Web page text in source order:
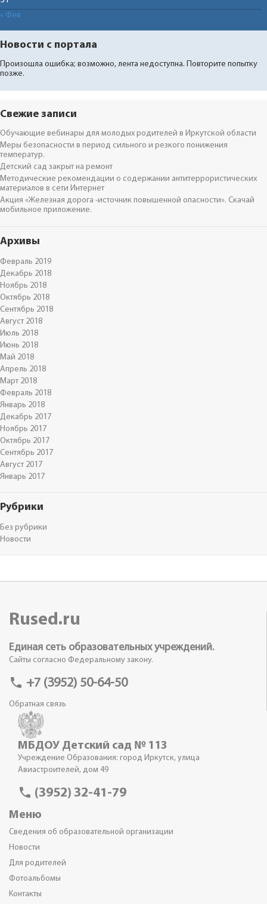
« Фев
Новости с портала
Произошла ошибка; возможно, лента недоступна. Повторите попытку
позже.
Свежие записи
Обучающие вебинары для молодых родителей в Иркутской области
Меры безопасности в период сильного и резкого понижения
температур.
Детский сад закрыт на ремонт
Методические рекомендации о содержании антитеррористических
материалов в сети Интернет
Акция «Железная дорога -источник повышенной опасности». Скачай
мобильное приложение.
Архивы
Февраль 2019
Декабрь 2018
Ноябрь 2018
Октябрь 2018
Сентябрь 2018
Август 2018
Июль 2018
Июнь 2018
Май 2018
Апрель 2018
Март 2018
Февраль 2018
Январь 2018
Декабрь 2017
Ноябрь 2017
Октябрь 2017
Сентябрь 2017
Август 2017
Январь 2017
Рубрики
Без рубрики
Новости
Rused.ru
Единая сеть образовательных учреждений.
Сайты согласно Федеральному закону.
phone +7 (3952) 50-64-50
Обратная связь
МБДОУ Детский сад № 113
Учреждение Образования: город Иркутск, улица
Авиастроителей, дом 49
phone (3952) 32-41-79
Меню
Сведения об образовательной организации
Новости
Для родителей
Фотоальбомы
Контакты